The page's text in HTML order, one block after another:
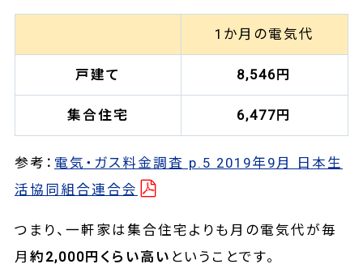
1か月の電気代
戸建て 8,546円
集合住宅 6,477円
参考： 電気・ガス料金調査 p.5 2019年9月 日本生
活協同組合連合会
つまり、一軒家は集合住宅よりも月の電気代が毎
月 約2,000円くらい高い ということです。